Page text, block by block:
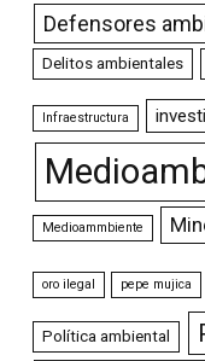
Defensores
Delitos ambientales
Infraestructura
Medioammbiente
oro ilegal pepe mujica
Política ambiental